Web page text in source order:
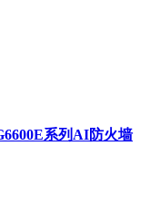
系列AI防火墙